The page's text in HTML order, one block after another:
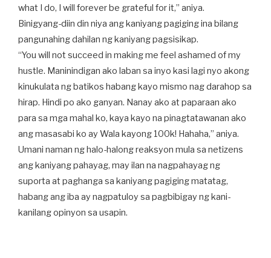
what I do, I will forever be grateful for it,” aniya.
Binigyang-diin din niya ang kaniyang pagiging ina bilang
pangunahing dahilan ng kaniyang pagsisikap.
“You will not succeed in making me feel ashamed of my
hustle. Maninindigan ako laban sa inyo kasi lagi nyo akong
kinukulata ng batikos habang kayo mismo nag darahop sa
hirap. Hindi po ako ganyan. Nanay ako at paparaan ako
para sa mga mahal ko, kaya kayo na pinagtatawanan ako
ang masasabi ko ay Wala kayong 100k! Hahaha,” aniya.
Umani naman ng halo-halong reaksyon mula sa netizens
ang kaniyang pahayag, may ilan na nagpahayag ng
suporta at paghanga sa kaniyang pagiging matatag,
habang ang iba ay nagpatuloy sa pagbibigay ng kani-
kanilang opinyon sa usapin.